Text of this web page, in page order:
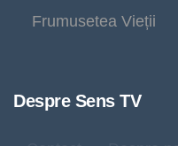
Frumusetea Vieții
Despre Sens TV